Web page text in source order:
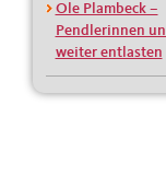
Ole Plambeck –
Pendlerinnen
weiter entlasten